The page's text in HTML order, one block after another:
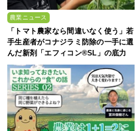
農業ニュース
「トマト農家なら間違いなく使う」若
手生産者がコナジラミ防除の一手に選
んだ新剤「エフィコン®SL」の底力